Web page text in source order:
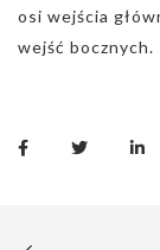
osi wejścia
wejść bocznych.